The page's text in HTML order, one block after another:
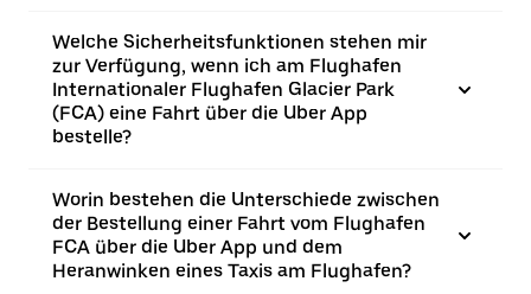
Welche Sicherheitsfunktionen stehen mir
zur Verfügung, wenn ich am Flughafen
Internationaler Flughafen Glacier Park
(FCA) eine Fahrt über die Uber App
bestelle?
Worin bestehen die Unterschiede zwischen
der Bestellung einer Fahrt vom Flughafen
FCA über die Uber App und dem
Heranwinken eines Taxis am Flughafen?